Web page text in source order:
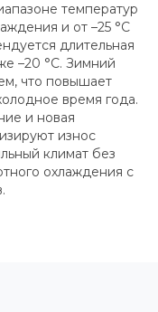
температур
и от –25 °C
длительная
–20 °C. Зимний
что повышает
время года.
и новая
износ
климат без
охлаждения с